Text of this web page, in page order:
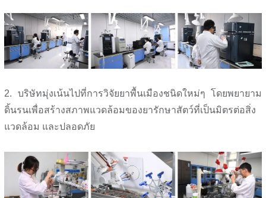
2. บริษัทมุ่งเน้นไปที่การวิจัยยาพื้นเมืองชนิดใหม่ๆ โดยพยายาม
ดิ้นรนเพื่อสร้างสภาพแวดล้อมของยารักษาสัตว์ที่เป็นมิตรต่อสิ่ง
แวดล้อม และปลอดภัย